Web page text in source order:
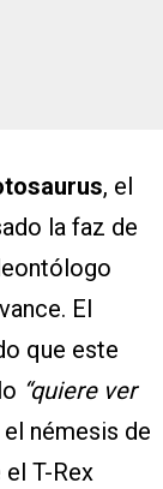
, el
la faz de
El
que este
“quiere ver
némesis de
T-Rex